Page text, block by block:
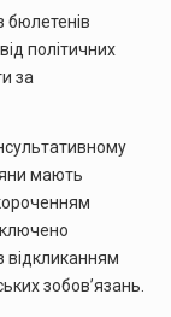
бюлетенів
політичних
за
мають
відкликанням
зобов’язань.